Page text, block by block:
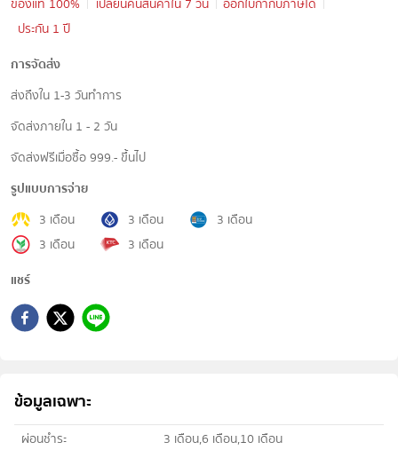
ของแท้ 100%
เปลี่ยนคืนสินค้าใน 7 วัน
ออกใบกำกับภาษีได้
ประกัน 1 ปี
การจัดส่ง
ส่งถึงใน 1-3 วันทำการ
จัดส่งภายใน 1 - 2 วัน
จัดส่งฟรีเมื่อซื้อ 999.- ขึ้นไป
รูปแบบการจ่าย
3 เดือน
3 เดือน
3 เดือน
3 เดือน
3 เดือน
แชร์
ข้อมูลเฉพาะ
ผ่อนชำระ
3 เดือน,6 เดือน,10 เดือน